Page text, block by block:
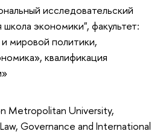
исследовательский
экономики", факультет:
мировой политики,
квалификация
Metropolitan University,
Governance and International